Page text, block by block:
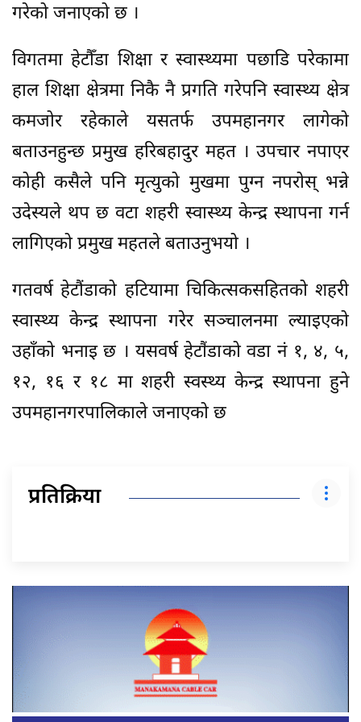
गरेको जनाएको छ ।
विगतमा हेटौँडा शिक्षा र स्वास्थ्यमा पछाडि परेकामा
हाल शिक्षा क्षेत्रमा निकै नै प्रगति गरेपनि स्वास्थ्य क्षेत्र
कमजोर रहेकाले यसतर्फ उपमहानगर लागेको
बताउनहुन्छ प्रमुख हरिबहादुर महत । उपचार नपाएर
कोही कसैले पनि मृत्युको मुखमा पुग्न नपरोस् भन्ने
उदेस्यले थप छ वटा शहरी स्वास्थ्य केन्द्र स्थापना गर्न
लागिएको प्रमुख महतले बताउनुभयो ।
गतवर्ष हेटौंडाको हटियामा चिकित्सकसहितको शहरी
स्वास्थ्य केन्द्र स्थापना गरेर सञ्चालनमा ल्याइएको
उहाँको भनाइ छ । यसवर्ष हेटौंडाको वडा नं १, ४, ५,
१२, १६ र १८ मा शहरी स्वस्थ्य केन्द्र स्थापना हुने
उपमहानगरपालिकाले जनाएको छ
प्रतिक्रिया